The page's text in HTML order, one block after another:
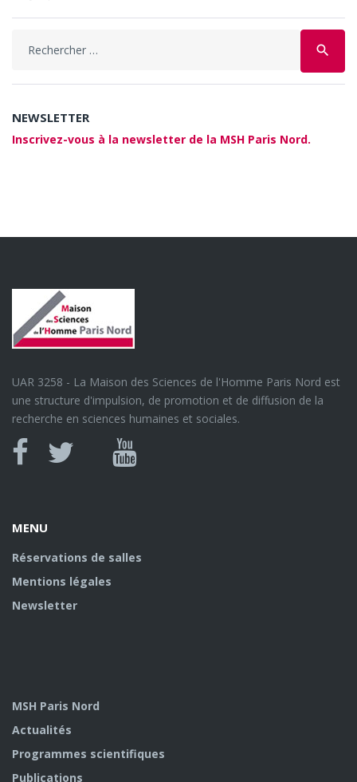
search
NEWSLETTER
Inscrivez-vous à la newsletter de la MSH Paris Nord.
UAR 3258 - La Maison des Sciences de l'Homme Paris Nord est
une structure d'impulsion, de promotion et de diffusion de la
recherche en sciences humaines et sociales.
Canal
MENU
Réservations de salles
Mentions légales
Newsletter
MSH Paris Nord
Actualités
Programmes scientifiques
Publications